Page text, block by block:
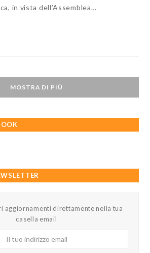
in vista dell’Assemblea…
MOSTRA DI PIÙ
aggiornamenti direttamente nella tua
casella email